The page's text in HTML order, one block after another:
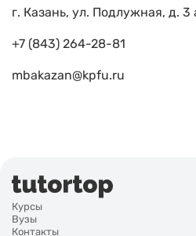
г. Казань, ул. Подлужная, д. 3
+7 (843) 264-28-81
mbakazan@kpfu.ru
Курсы
Вузы
Контакты